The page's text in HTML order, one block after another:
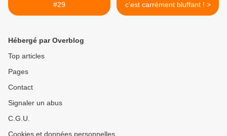
#29
c'est carrément bluffant ! >
Hébergé par Overblog
Top articles
Pages
Contact
Signaler un abus
C.G.U.
Cookies et données personnelles